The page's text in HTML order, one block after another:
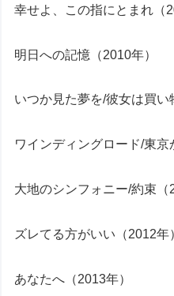
幸せよ、この指にとまれ（
明日への記憶（2010年）
いつか見た夢を/彼女は買い
ワインディングロード/東京
大地のシンフォニー/約束（
ズレてる方がいい（2012年
あなたへ（2013年）